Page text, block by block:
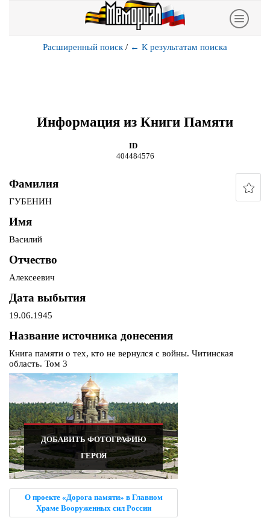
Расширенный поиск / ← К результатам поиска
Информация из Книги Памяти
ID
404484576
Фамилия
ГУБЕНИН
Имя
Василий
Отчество
Алексеевич
Дата выбытия
19.06.1945
Название источника донесения
Книга памяти о тех, кто не вернулся с войны. Читинская
область. Том 3
ДОБАВИТЬ ФОТОГРАФИЮ
ГЕРОЯ
О проекте «Дорога памяти» в Главном
Храме Вооруженных сил России